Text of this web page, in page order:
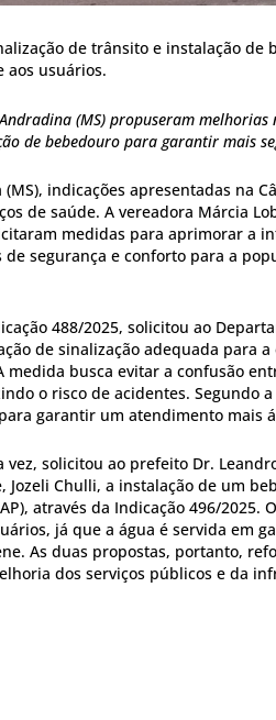
de trânsito e instalação de
aos usuários.
(MS) propuseram
de bebedouro para garantir mais
(MS), indicações apresentadas na
de saúde. A vereadora Márcia
medidas para aprimorar a
de segurança e conforto para a
488/2025, solicitou ao
de sinalização adequada para
medida busca evitar a confusão
o risco de acidentes. Segundo
garantir um atendimento mais
vez, solicitou ao prefeito Dr.
Jozeli Chulli, a instalação de um
através da Indicação 496/2025.
já que a água é servida em
As duas propostas, portanto,
dos serviços públicos e da